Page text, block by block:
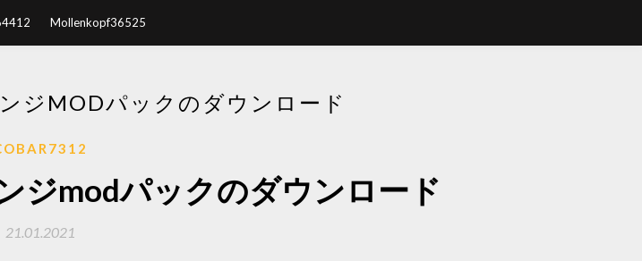
Mollenkopf36525
ジMODパックのダウンロード
ジmodパックのダウンロード
21.01.2021